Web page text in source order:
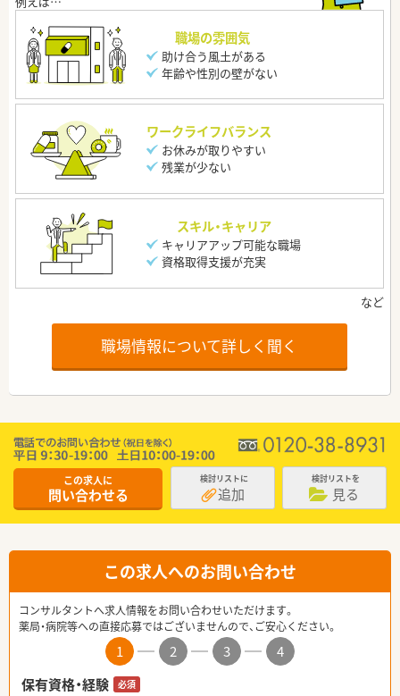
職場の雰囲気
助け合う風土がある
年齢や性別の壁がない
ワークライフバランス
お休みが取りやすい
残業が少ない
スキル・キャリア
キャリアアップ可能な職場
資格取得支援が充実
職場情報について詳しく聞く
この求人に
問い合わせる
検討リストに
追加
検討リストを
見る
この求人へのお問い合わせ
コンサルタントへ求人情報をお問い合わせいただけます。
薬局・病院等への直接応募ではございませんので、ご安心ください。
1 2 3
4
保有資格・経験
必須